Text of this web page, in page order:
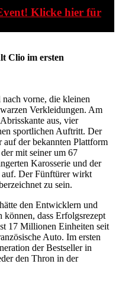
Klicke hier für
Clio im ersten
vorne, die kleinen
Verkleidungen. Am
aus, vier
sportlichen Auftritt. Der
der bekannten Plattform
mit seiner um 67
Karosserie und der
auf. Der Fünftürer wirkt
zu sein.
den Entwicklern und
können, dass Erfolgsrezept
17 Millionen Einheiten seit
Auto. Im ersten
der Bestseller in
den Thron in der